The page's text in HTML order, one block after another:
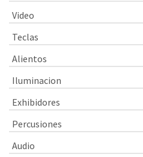
Video
Teclas
Alientos
Iluminacion
Exhibidores
Percusiones
Audio